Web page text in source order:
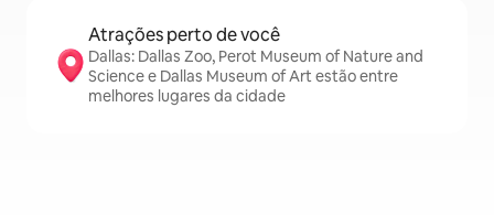
Atrações perto de você
Dallas: Dallas Zoo, Perot Museum of Nature and
Science e Dallas Museum of Art estão entre
melhores lugares da cidade